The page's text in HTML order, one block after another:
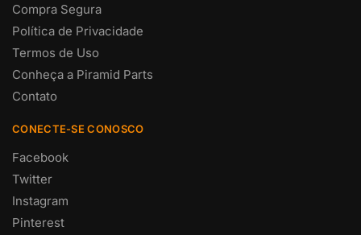
Compra Segura
Política de Privacidade
Termos de Uso
Conheça a Piramid Parts
Contato
CONECTE-SE CONOSCO
Facebook
Twitter
Instagram
Pinterest